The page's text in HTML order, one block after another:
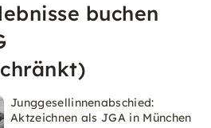
buchen
Junggesellinnenabschied:
Aktzeichnen als JGA in München